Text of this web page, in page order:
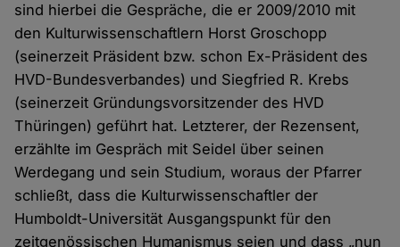
sind hierbei die Gespräche, die er 2009/2010 mit
den Kulturwissenschaftlern Horst Groschopp
(seinerzeit Präsident bzw. schon Ex-Präsident des
HVD-Bundesverbandes) und Siegfried R. Krebs
(seinerzeit Gründungsvorsitzender des HVD
Thüringen) geführt hat. Letzterer, der Rezensent,
erzählte im Gespräch mit Seidel über seinen
Werdegang und sein Studium, woraus der Pfarrer
schließt, dass die Kulturwissenschaftler der
Humboldt-Universität Ausgangspunkt für den
zeitgenössischen Humanismus seien und dass „nun